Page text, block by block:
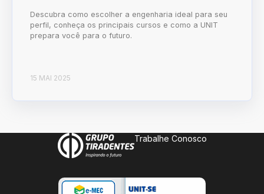
Descubra como escolher a engenharia ideal para seu
perfil, conheça os principais cursos e como a UNIT
prepara você para o futuro.
15 MAI 2025
Trabalhe Conosco